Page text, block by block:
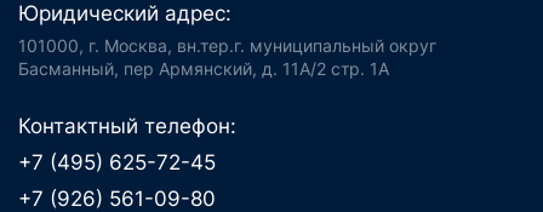
Юридический адрес:
101000, г. Москва, вн.тер.г. муниципальный округ
Басманный, пер Армянский, д. 11А/2 стр. 1А
Контактный телефон:
+7 (495) 625-72-45
+7 (926) 561-09-80